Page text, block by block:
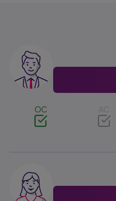
Image
OC AC
Image